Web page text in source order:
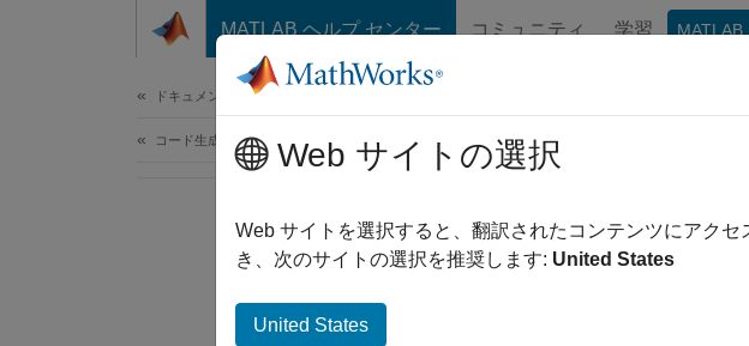
コンテンツへスキップ
MATLAB ヘルプ センター コミュニティ 学習 MATLAB
ドキュメンテーションのホーム
コード生成 Web サイトの選択
Web サイトを選択すると、翻訳されたコンテンツにアク
き、次のサイトの選択を推奨します: United States
United States